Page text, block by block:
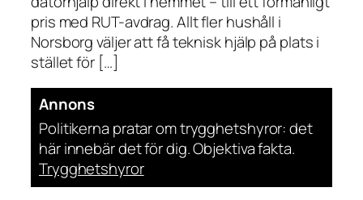
pris med RUT-avdrag. Allt fler hushåll i
Norsborg väljer att få teknisk hjälp på plats i
stället för […]
Annons
Politikerna pratar om trygghetshyror: det
här innebär det för dig. Objektiva fakta.
Trygghetshyror